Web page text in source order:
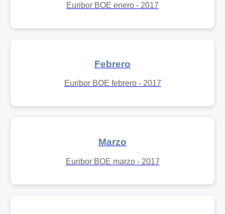
Euribor BOE enero - 2017
Febrero
Euribor BOE febrero - 2017
Marzo
Euribor BOE marzo - 2017